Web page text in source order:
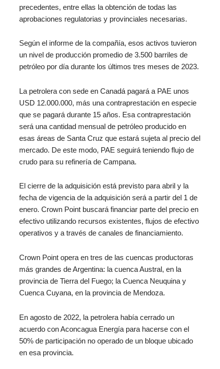
precedentes, entre ellas la obtención de todas las
aprobaciones regulatorias y provinciales necesarias.
Según el informe de la compañía, esos activos tuvieron
un nivel de producción promedio de 3.500 barriles de
petróleo por día durante los últimos tres meses de 2023.
La petrolera con sede en Canadá pagará a PAE unos
USD 12.000.000, más una contraprestación en especie
que se pagará durante 15 años. Esa contraprestación
será una cantidad mensual de petróleo producido en
esas áreas de Santa Cruz que estará sujeta al precio del
mercado. De este modo, PAE seguirá teniendo flujo de
crudo para su refinería de Campana.
El cierre de la adquisición está previsto para abril y la
fecha de vigencia de la adquisición será a partir del 1 de
enero. Crown Point buscará financiar parte del precio en
efectivo utilizando recursos existentes, flujos de efectivo
operativos y a través de canales de financiamiento.
Crown Point opera en tres de las cuencas productoras
más grandes de Argentina: la cuenca Austral, en la
provincia de Tierra del Fuego; la Cuenca Neuquina y
Cuenca Cuyana, en la provincia de Mendoza.
En agosto de 2022, la petrolera había cerrado un
acuerdo con Aconcagua Energía para hacerse con el
50% de participación no operado de un bloque ubicado
en esa provincia.